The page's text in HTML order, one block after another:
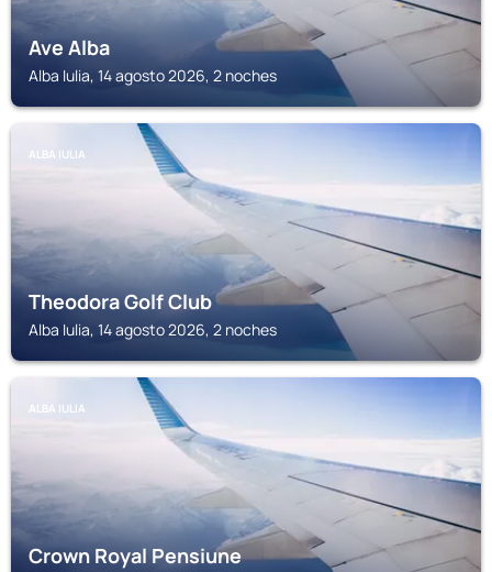
Ave Alba
Alba Iulia, 14 agosto 2026, 2 noches
ALBA IULIA
Theodora Golf Club
Alba Iulia, 14 agosto 2026, 2 noches
ALBA IULIA
Crown Royal Pensiune